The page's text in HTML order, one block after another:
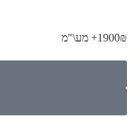
1900₪+ מע\"מ